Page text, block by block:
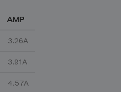
AMP
3.26A
3.91A
4.57A